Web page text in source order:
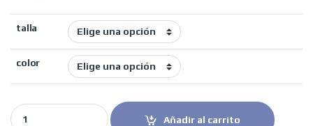
talla
color
Unik casco jet Vertex DV gafa solar Bricks Italy quantity
Añadir al carrito